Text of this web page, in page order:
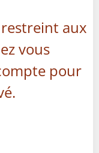
restreint aux
vous
pour